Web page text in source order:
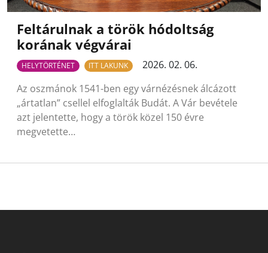
Feltárulnak a török hódoltság
korának végvárai
HELYTÖRTÉNET ITT LAKUNK
2026. 02. 06.
Az oszmánok 1541-ben egy várnézésnek álcázott
„ártatlan” csellel elfoglalták Budát. A Vár bevétele
azt jelentette, hogy a török közel 150 évre
megvetette…